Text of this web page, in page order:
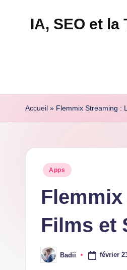
IA, SEO et
tech.
Découvrez
des
tests
experts,
dernières
innovations
Accueil » Flemmix Streaming :
Posted
Apps
Films et
Posted
by
Badii février